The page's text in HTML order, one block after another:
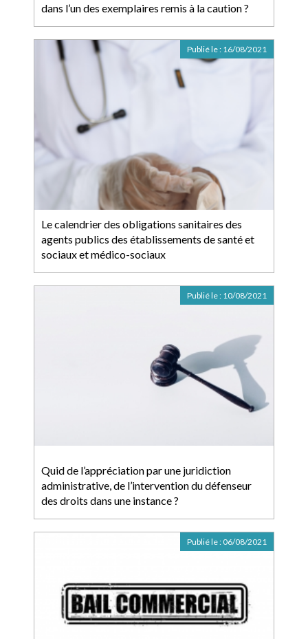
dans l’un des exemplaires remis à la caution ?
Le calendrier des obligations sanitaires des
agents publics des établissements de santé et
sociaux et médico-sociaux
Publié le : 16/08/2021
Quid de l’appréciation par une juridiction
administrative, de l’intervention du défenseur
des droits dans une instance ?
Publié le : 10/08/2021
Publié le : 06/08/2021